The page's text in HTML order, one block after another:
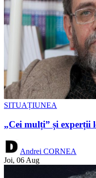
SITUAȚIUNEA
„Cei mulți” și experții
Andrei CORNEA
Joi, 06 Aug